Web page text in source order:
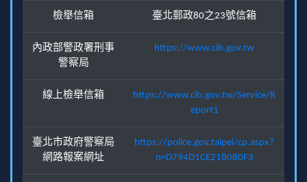
檢舉信箱 臺北郵政80之23號信箱
內政部警政署刑事
警察局
https://www.cib.gov.tw
線上檢舉信箱
https://www.cib.gov.tw/Service/R
eport1
臺北市政府警察局
網路報案網址
https://police.gov.taipei/cp.aspx?
n=D794D1CE218080F3